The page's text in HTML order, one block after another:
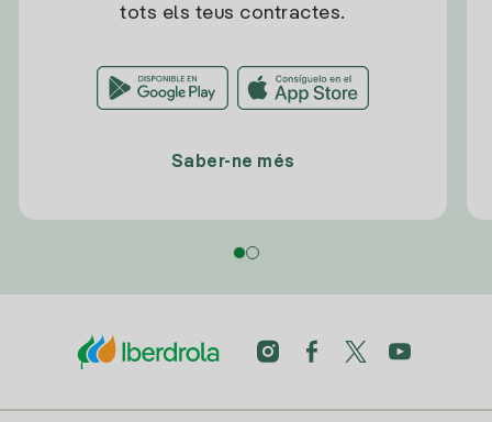
tots els teus contractes.
Saber-ne més